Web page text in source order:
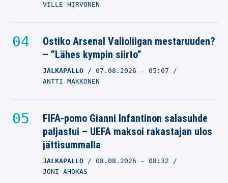
VILLE HIRVONEN
Ostiko Arsenal Valioliigan mestaruuden?
– ”Lähes kympin siirto”
JALKAPALLO 07.08.2026 - 05:07
ANTTI MAKKONEN
FIFA-pomo Gianni Infantinon salasuhde
paljastui – UEFA maksoi rakastajan ulos
jättisummalla
JALKAPALLO 08.08.2026 - 08:32
JONI AHOKAS